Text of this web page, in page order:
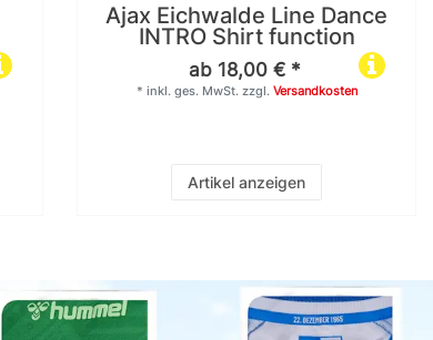
Ajax Eichwalde Line Dance
INTRO Shirt function
ab 18,00 € *
Artikel anzeigen
* inkl. ges. MwSt.zzgl. Versandkosten